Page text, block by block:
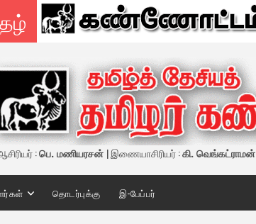
:பெ. மணியரசன் | இணையாசிரியர் :கி. வெங்கட்ராமன்
தொடர்புக்கு இ-பேப்பர்